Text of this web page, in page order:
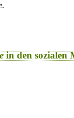
.
in den sozialen